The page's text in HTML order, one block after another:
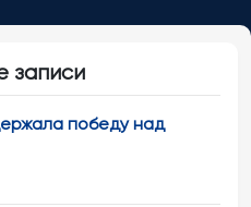
записи
победу над